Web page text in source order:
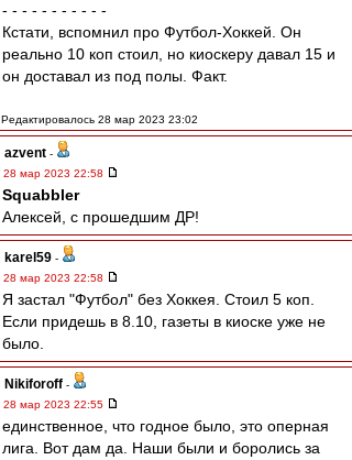
- - - - - - - - - - -
Кстати, вспомнил про Футбол-Хоккей. Он
реально 10 коп стоил, но киоскеру давал 15 и
он доставал из под полы. Факт.
Редактировалось 28 мар 2023 23:02
azvent -
28 мар 2023 22:58
Squabbler
Алексей, с прошедшим ДР!
karel59 -
28 мар 2023 22:58
Я застал "Футбол" без Хоккея. Стоил 5 коп.
Если придешь в 8.10, газеты в киоске уже не
было.
Nikiforoff -
28 мар 2023 22:55
единственное, что годное было, это оперная
лига. Вот дам да. Наши были и боролись за